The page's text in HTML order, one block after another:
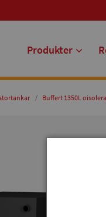
Produkter
Buffert 1350L